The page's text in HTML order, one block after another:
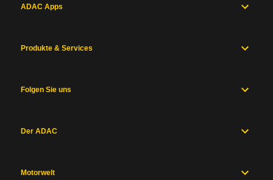
ADAC Apps
Produkte & Services
Folgen Sie uns
Der ADAC
Motorwelt